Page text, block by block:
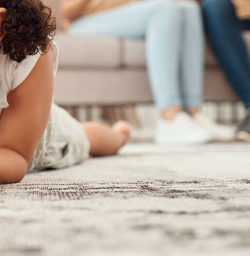
ACCIDENTE DE
La
Actualización
de la
FMCSA
2026: Cómo
la Nueva
Verificación
Digital